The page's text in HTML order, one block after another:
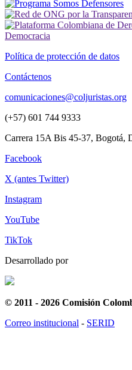
Política de protección de datos
Contáctenos
comunicaciones@coljuristas.org
(+57) 601 744 9333
Carrera 15A Bis 45-37, Bogotá,
Facebook
X (antes Twitter)
Instagram
YouTube
TikTok
Desarrollado por
© 2011 - 2026 Comisión
Correo institucional - SERID